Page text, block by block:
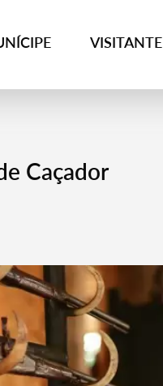
VISITANTE
Caçador